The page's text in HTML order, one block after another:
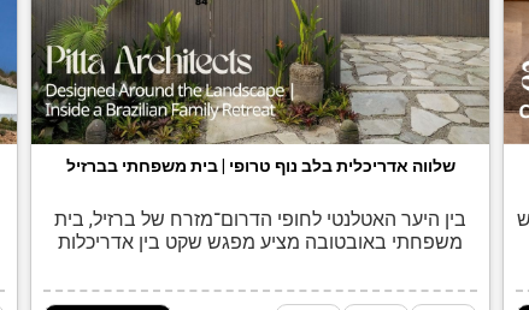
שלווה אדריכלית בלב נוף טרופי | בית משפחתי בברזיל
בין היער האטלנטי לחופי הדרום־מזרח של ברזיל, בית
משפחתי באובטובה מציע מפגש שקט בין אדריכלות
עיר חוף במדינת סאו פאולו הסמוכה לגבול עם מדינת